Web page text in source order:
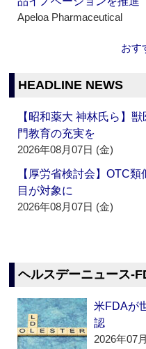
Apeloa Pharmaceutical
おす
HEADLINE NEWS
【昭和薬大 神林氏ら】
門教育の充実を
2026年08月07日 (金)
【厚労省検討会】OTC
目が対象に
2026年08月07日 (金)
ヘルスデーニュース
米FDAが
認
2026年07